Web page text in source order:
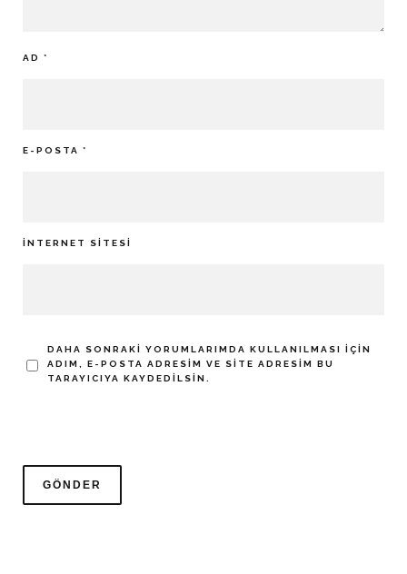
AD *
E-POSTA *
İNTERNET SITESI
DAHA SONRAKI YORUMLARIMDA KULLANILMASI IÇIN
ADIM, E-POSTA ADRESIM VE SITE ADRESIM BU
TARAYICIYA KAYDEDILSIN.